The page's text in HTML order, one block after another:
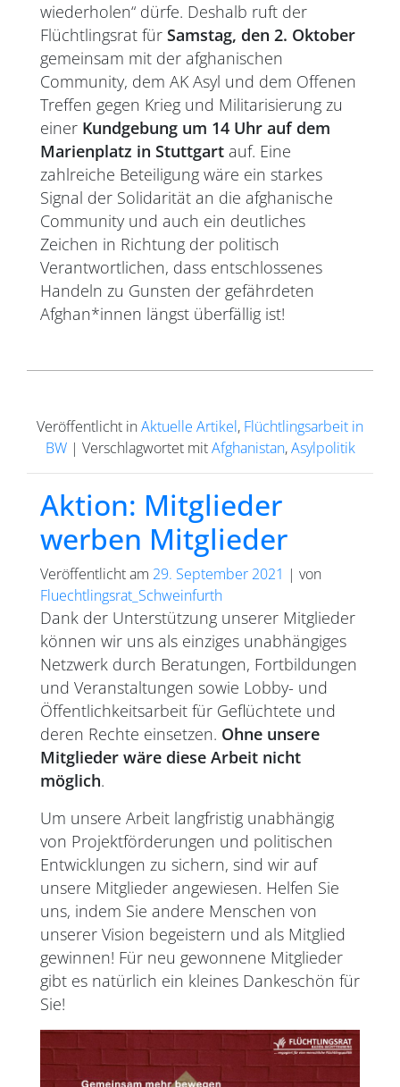
wiederholen“ dürfe. Deshalb ruft der
Flüchtlingsrat für Samstag, den 2. Oktober
gemeinsam mit der afghanischen
Community, dem AK Asyl und dem Offenen
Treffen gegen Krieg und Militarisierung zu
einer Kundgebung um 14 Uhr auf dem
Marienplatz in Stuttgart auf. Eine
zahlreiche Beteiligung wäre ein starkes
Signal der Solidarität an die afghanische
Community und auch ein deutliches
Zeichen in Richtung der politisch
Verantwortlichen, dass entschlossenes
Handeln zu Gunsten der gefährdeten
Afghan*innen längst überfällig ist!
Veröffentlicht inAktuelle Artikel, Flüchtlingsarbeit in
BW| Verschlagwortet mitAfghanistan,Asylpolitik
Aktion: Mitglieder
werben Mitglieder
Veröffentlicht am 29. September 2021 | von
Fluechtlingsrat_Schweinfurth
Dank der Unterstützung unserer Mitglieder
können wir uns als einziges unabhängiges
Netzwerk durch Beratungen, Fortbildungen
und Veranstaltungen sowie Lobby- und
Öffentlichkeitsarbeit für Geflüchtete und
deren Rechte einsetzen. Ohne unsere
Mitglieder wäre diese Arbeit nicht
möglich.
Um unsere Arbeit langfristig unabhängig
von Projektförderungen und politischen
Entwicklungen zu sichern, sind wir auf
unsere Mitglieder angewiesen. Helfen Sie
uns, indem Sie andere Menschen von
unserer Vision begeistern und als Mitglied
gewinnen! Für neu gewonnene Mitglieder
gibt es natürlich ein kleines Dankeschön für
Sie!